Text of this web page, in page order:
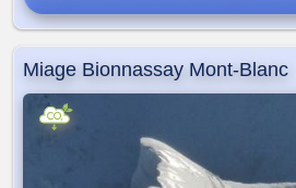
Miage Bionnassay Mont-Blanc